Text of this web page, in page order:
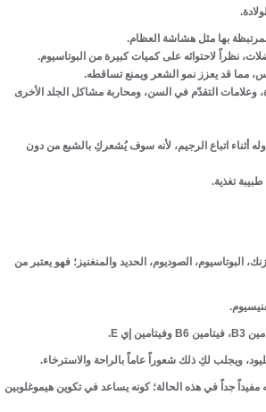
بها مثل هشاشة العظام.
نظراً لاحتوائه على كميات كبيرة من البوتاسيوم.
مما قد يعزز نمو الشعر ويمنع تساقطه.
وعلامات التقدّم في السن، ومحاربة مشاكل الجلد الأخرى
أثناء اتباع الرجيم، لأنه سوف يُشعركِ بالشبع من دون
تغذية.
البوتاسيوم، الصوديوم، الحديد والمنغنيز؛ فهو يعتبر من
ويجلب لكِ ذلك شعوراً عاماً بالراحة والاسترخاء.
جداً في هذه الحالة؛ كونه يساعد في تكوين هيموغلوبين